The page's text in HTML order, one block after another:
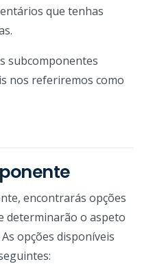
que tenhas
subcomponentes
nos referiremos como
encontrarás opções
determinarão o aspeto
opções disponíveis